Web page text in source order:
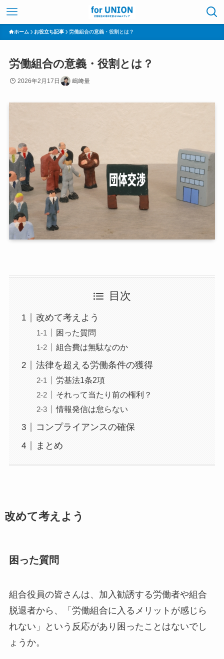
ホーム お役立ち記事 労働組合の意義・役割とは？
労働組合の意義・役割とは？
2026年2月17日 嶋﨑量
目次
改めて考えよう
困った質問
組合費は無駄なのか
法律を超える労働条件の獲得
労基法1条2項
それって当たり前の権利？
情報発信は怠らない
コンプライアンスの確保
まとめ
改めて考えよう
困った質問
組合役員の皆さんは、加入勧誘する労働者や組合
脱退者から、「労働組合に入るメリットが感じら
れない」という反応があり困ったことはないでし
ょうか。